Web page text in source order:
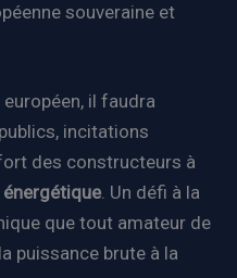
souveraine et
il faudra
incitations
des constructeurs à
. Un défi à la
que tout amateur de
puissance brute à la